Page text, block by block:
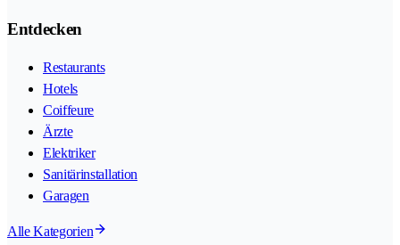
Entdecken
Restaurants
Hotels
Coiffeure
Ärzte
Elektriker
Sanitärinstallation
Garagen
Alle Kategorien